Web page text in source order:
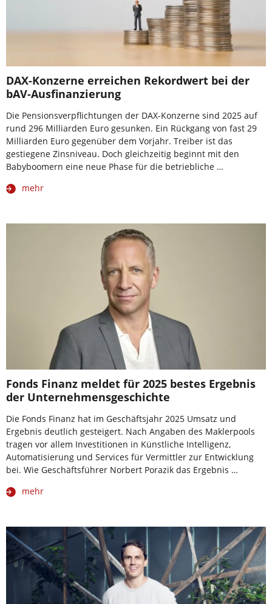
DAX-Konzerne erreichen Rekordwert bei der
bAV-Ausfinanzierung
Die Pensionsverpflichtungen der DAX-Konzerne sind 2025 auf
rund 296 Milliarden Euro gesunken. Ein Rückgang von fast 29
Milliarden Euro gegenüber dem Vorjahr. Treiber ist das
gestiegene Zinsniveau. Doch gleichzeitig beginnt mit den
Babyboomern eine neue Phase für die betriebliche …
mehr
Fonds Finanz meldet für 2025 bestes Ergebnis
der Unternehmensgeschichte
Die Fonds Finanz hat im Geschäftsjahr 2025 Umsatz und
Ergebnis deutlich gesteigert. Nach Angaben des Maklerpools
tragen vor allem Investitionen in Künstliche Intelligenz,
Automatisierung und Services für Vermittler zur Entwicklung
bei. Wie Geschäftsführer Norbert Porazik das Ergebnis …
mehr